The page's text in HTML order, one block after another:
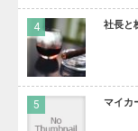
社長と
マイカ